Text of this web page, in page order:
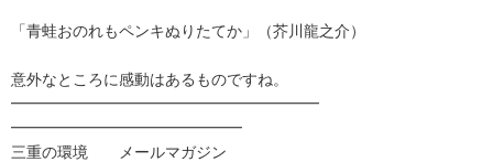
「青蛙おのれもペンキぬりたてか」（芥川龍之介）
意外なところに感動はあるものですね。
━━━━━━━━━━━━━━━━━━━━
━━━━━━━━━━━━━━━
三重の環境 メールマガジン